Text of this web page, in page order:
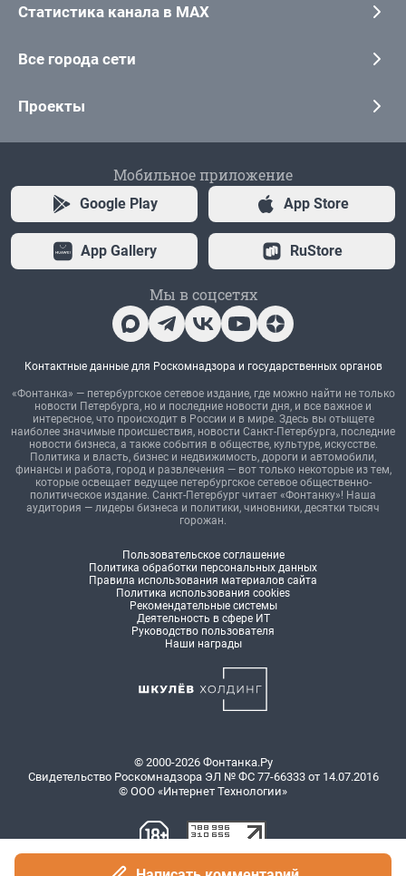
Статистика канала в MAX
Все города сети
Проекты
Мобильное приложение
Google Play App Store
App Gallery RuStore
Мы в соцсетях
Контактные данные для Роскомнадзора и государственных органов
«Фонтанка» — петербургское сетевое издание, где можно найти не только
новости Петербурга, но и последние новости дня, и все важное и
интересное, что происходит в России и в мире. Здесь вы отыщете
наиболее значимые происшествия, новости Санкт-Петербурга, последние
новости бизнеса, а также события в обществе, культуре, искусстве.
Политика и власть, бизнес и недвижимость, дороги и автомобили,
финансы и работа, город и развлечения — вот только некоторые из тем,
которые освещает ведущее петербургское сетевое общественно-
политическое издание. Санкт-Петербург читает «Фонтанку»! Наша
аудитория — лидеры бизнеса и политики, чиновники, десятки тысяч
горожан.
Пользовательское соглашение
Политика обработки персональных данных
Правила использования материалов сайта
Политика использования cookies
Рекомендательные системы
Деятельность в сфере ИТ
Руководство пользователя
Наши награды
© 2000-2026 Фонтанка.Ру
Свидетельство Роскомнадзора ЭЛ № ФС 77-66333 от 14.07.2016
© ООО «Интернет Технологии»